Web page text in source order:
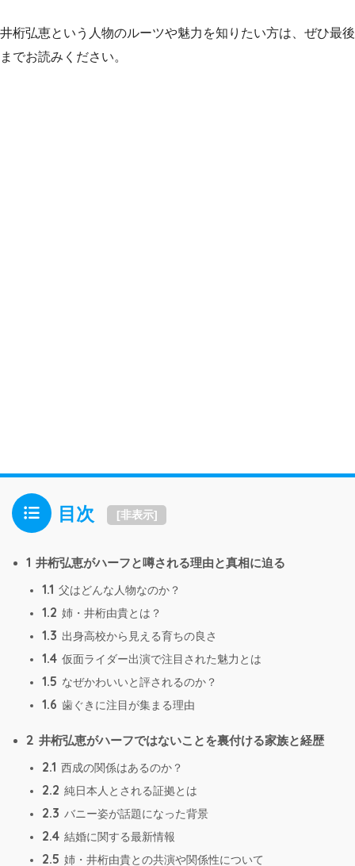
井桁弘恵という人物のルーツや魅力を知りたい方は、ぜひ最後
までお読みください。
目次 [非表示]
1 井桁弘恵がハーフと噂される理由と真相に迫る
1.1 父はどんな人物なのか？
1.2 姉・井桁由貴とは？
1.3 出身高校から見える育ちの良さ
1.4 仮面ライダー出演で注目された魅力とは
1.5 なぜかわいいと評されるのか？
1.6 歯ぐきに注目が集まる理由
2 井桁弘恵がハーフではないことを裏付ける家族と経歴
2.1 西成の関係はあるのか？
2.2 純日本人とされる証拠とは
2.3 バニー姿が話題になった背景
2.4 結婚に関する最新情報
2.5 姉・井桁由貴との共演や関係性について